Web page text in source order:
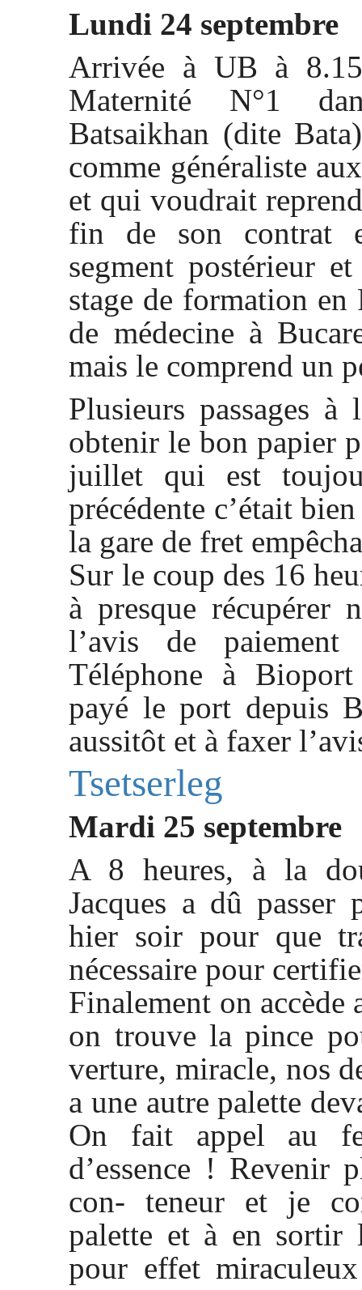
Lundi 24 septembre
Arrivée à UB à
Maternité N°1
Batsaikhan (dite
comme généraliste
et qui voudrait
fin de son contrat
segment postérieur
stage de formation en
de médecine à
mais le comprend un
Plusieurs passages à
obtenir le bon papier
juillet qui est
précédente c’était
la gare de fret
Sur le coup des 16
à presque récupérer
l’avis de
Téléphone à
payé le port depuis
aussitôt et à faxer
Tsetserleg
Mardi 25 septembre
A 8 heures, à la
Jacques a dû passer
hier soir pour que
nécessaire pour
Finalement on accède
on trouve la pince
verture, miracle, nos
a une autre palette
On fait appel au
d’essence ! Revenir
con- teneur et je
palette et à en sortir
pour effet